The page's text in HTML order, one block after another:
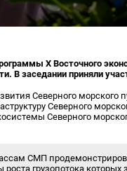
Х Восточного
В заседании приняли
Северного морского
Северного
Северного
СМП
грузопотока